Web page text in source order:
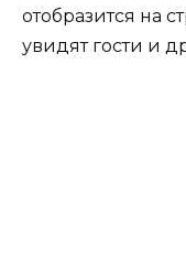
отобразится на
увидят гости и